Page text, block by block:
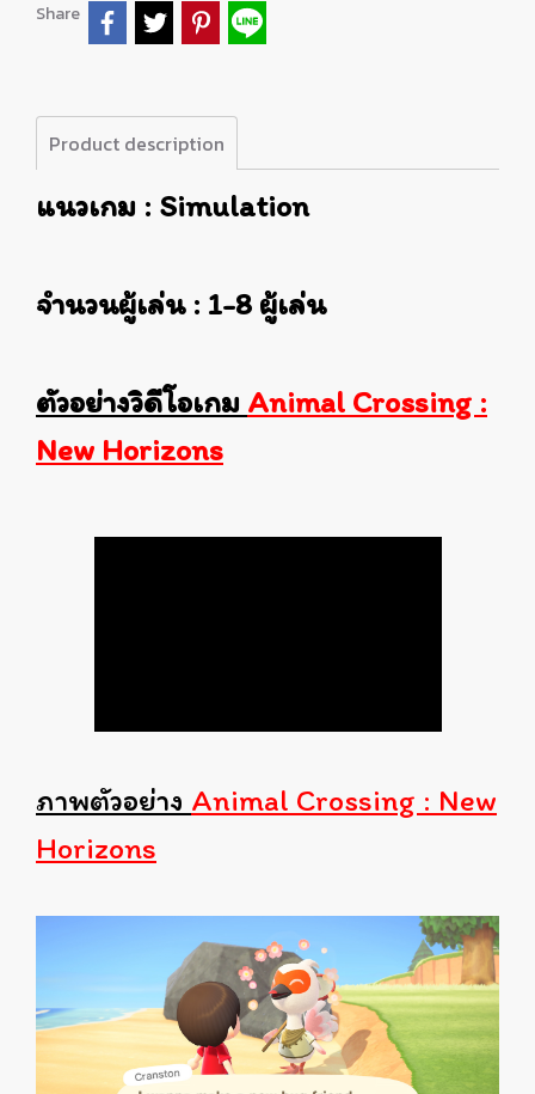
Share
Product description
แนวเกม : Simulation
จำนวนผู้เล่น : 1-8 ผู้เล่น
ตัวอย่างวิดีโอเกม Animal Crossing :
New Horizons
ภาพตัวอย่าง Animal Crossing : New
Horizons